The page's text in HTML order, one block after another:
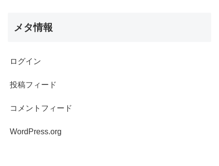
メタ情報
ログイン
投稿フィード
コメントフィード
WordPress.org